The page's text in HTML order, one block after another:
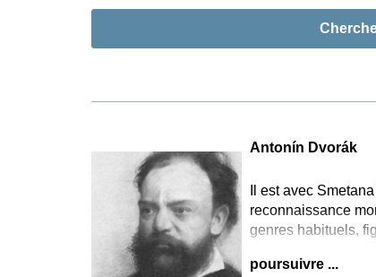
Antonín Dvorák
Il est avec
reconnaissance
genres habituels,
poursuivre ...